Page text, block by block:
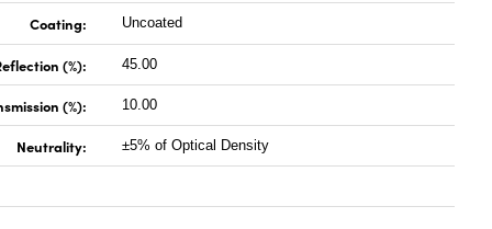
Coating: Uncoated
(%): 45.00
(%): 10.00
Neutrality: ±5% of Optical Density